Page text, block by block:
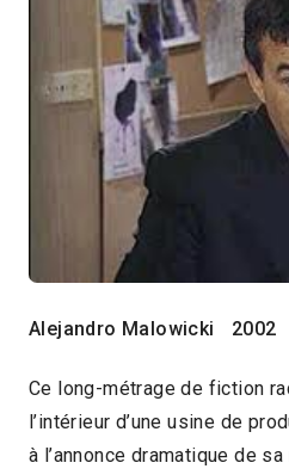
Alejandro Malowicki 2002
Ce long-métrage de fiction
l’intérieur d’une usine de
à l’annonce dramatique de